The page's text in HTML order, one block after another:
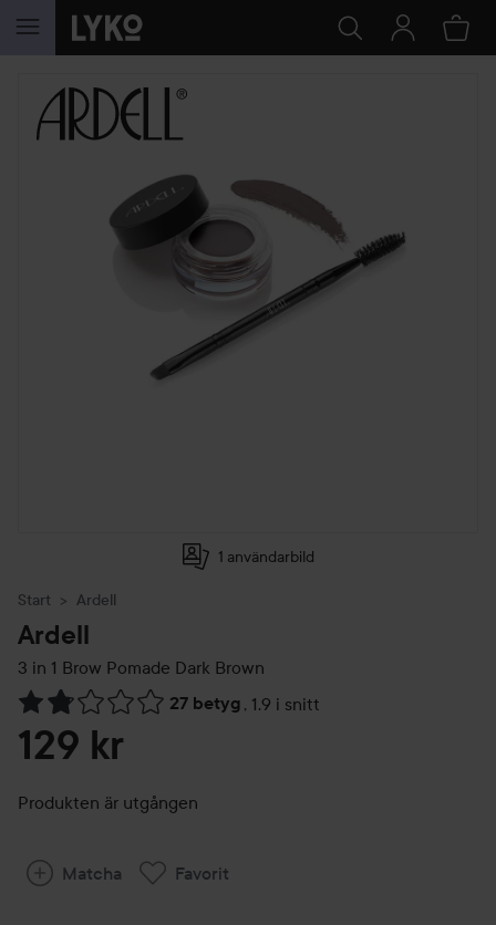
HOPPA TILL INNEHÅLLET
1 användarbild
Start Ardell
Ardell
3 in 1 Brow Pomade Dark Brown
27 betyg , 1.9 i snitt
Hoppa till Betyg & kommentarer
129 kr
Produkten är utgången
Matcha Favorit